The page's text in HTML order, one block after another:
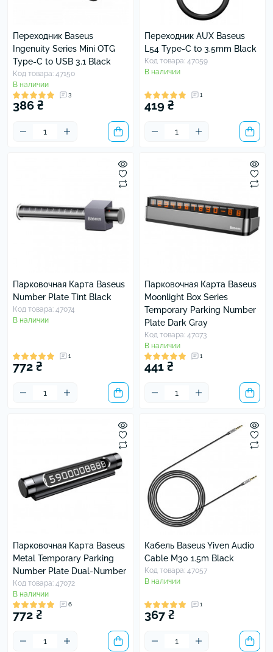
Переходник Baseus
Ingenuity Series Mini OTG
Type-C to USB 3.1 Black
Код товара: 47150
В наличии
3
386 ₴
Переходник AUX Baseus
L54 Type-C to 3.5mm Black
Код товара: 47059
В наличии
1
419 ₴
Парковочная Карта Baseus
Number Plate Tint Black
Код товара: 47074
В наличии
1
772 ₴
Парковочная Карта Baseus
Moonlight Box Series
Temporary Parking Number
Plate Dark Gray
Код товара: 47073
В наличии
1
441 ₴
Парковочная Карта Baseus
Metal Temporary Parking
Number Plate Dual-Number
Код товара: 47072
В наличии
6
772 ₴
Кабель Baseus Yiven Audio
Cable M30 1.5m Black
Код товара: 47057
В наличии
1
367 ₴